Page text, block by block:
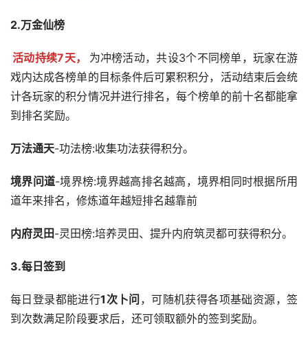
2.万金仙榜
活动持续7天，
为冲榜活动，共设3个不同榜单，玩家在游
戏内达成各榜单的目标条件后可累积积分，活动结束后会统
计各玩家的积分情况并进行排名，每个榜单的前十名都能拿
到排名奖励。
万法通天-功法榜:收集功法获得积分。
境界问道-境界榜:境界越高排名越高，境界相同时根据所用
道年来排名，修炼道年越短排名越靠前
内府灵田-灵田榜:培养灵田、提升内府筑灵都可获得积分。
3.每日签到
每日登录都能进行1次卜问 ，可随机获得各项基础资源，签
到次数满足阶段要求后，还可领取额外的签到奖励。